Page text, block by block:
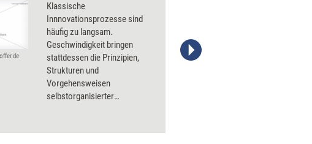
Klassische
Innnovationsprozesse sind
häufig zu langsam.
Geschwindigkeit bringen
stattdessen die Prinzipien,
Strukturen und
Vorgehensweisen
selbstorganisierter
Organisationen – oder Teile
Stefanie Diers; © www.trainerkoffer.de